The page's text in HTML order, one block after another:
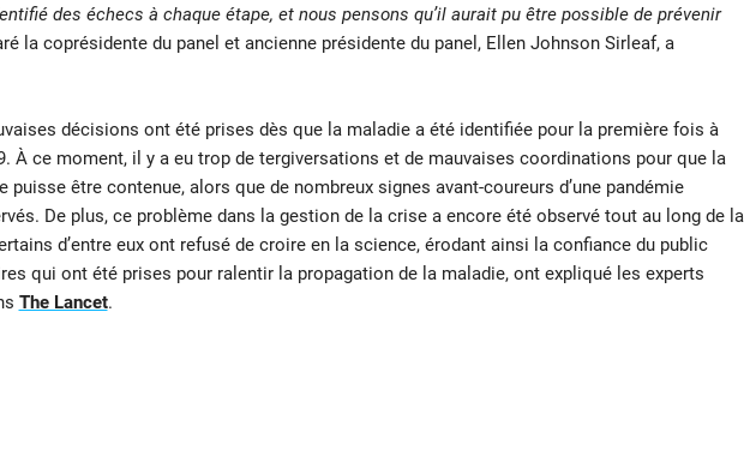
des échecs à chaque étape, et nous pensons qu’il aurait pu être possible de prévenir
la coprésidente du panel et ancienne présidente du panel, Ellen Johnson Sirleaf, a
décisions ont été prises dès que la maladie a été identifiée pour la première fois à
À ce moment, il y a eu trop de tergiversations et de mauvaises coordinations pour que la
puisse être contenue, alors que de nombreux signes avant-coureurs d’une pandémie
De plus, ce problème dans la gestion de la crise a encore été observé tout au long de la
d’entre eux ont refusé de croire en la science, érodant ainsi la confiance du public
qui ont été prises pour ralentir la propagation de la maladie, ont expliqué les experts
The Lancet.